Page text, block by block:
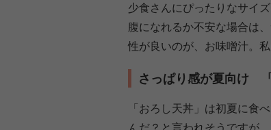
少食さんにぴったりなサイ
腹になれるか不安な場合は
性が良いのが、お味噌汁。
さっぱり感が夏向け 「
「おろし天丼」は初夏に食
んだ？と言われそうですが